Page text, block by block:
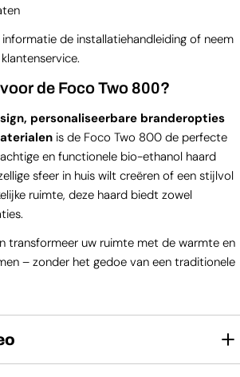
de installatiehandleiding of neem
de Foco Two 800?
personaliseerbare branderopties
is de Foco Two 800 de perfecte
en functionele bio-ethanol haard
sfeer in huis wilt creëren of een stijlvol
ruimte, deze haard biedt zowel
transformeer uw ruimte met de warmte en
– zonder het gedoe van een traditionele